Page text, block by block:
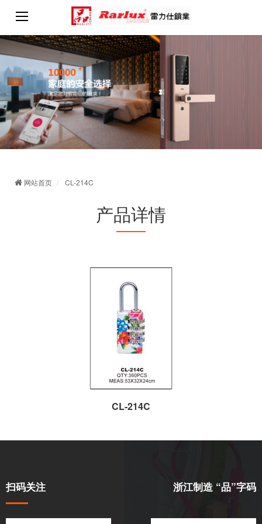
网站首页 CL-214C
产品详情
CL-214C
扫码关注 浙江制造 “品”字码